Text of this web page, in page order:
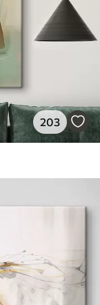
203